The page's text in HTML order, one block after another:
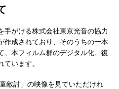
手がける株式会社東京光音の協力
作成されており、そのうちの一本
、本フィルム群のデジタル化、復
います。
敵討」の映像を見ていただけれ